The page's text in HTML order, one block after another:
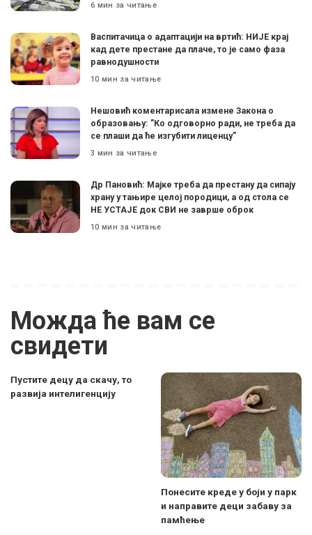
6 мин за читање
Васпитачица о адаптацији на вртић: НИЈЕ крај
кад дете престане да плаче, то је само фаза
равнодушности
10 мин за читање
Нешовић коментарисала измене Закона о
образовању: ”Ко одговорно ради, не треба да
се плаши да ће изгубити лиценцу”
3 мин за читање
Др Пановић: Мајке треба да престану да сипају
храну у тањире целој породици, а од стола се
НЕ УСТАЈЕ док СВИ не заврше оброк
10 мин за читање
Можда ће вам се
свидети
Пустите децу да скачу, то
развија интелигенцију
Понесите креде у боји у парк
и направите деци забаву за
памћење